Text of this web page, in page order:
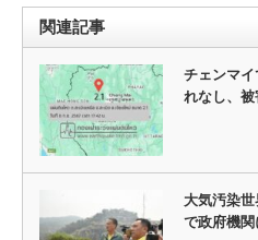
関連記事
チェンマ
れなし、被
大気汚染
で政府機